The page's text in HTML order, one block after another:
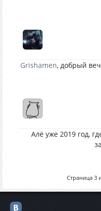
Grishamen, добрый
Алё уже 2019 год,
Страница 3